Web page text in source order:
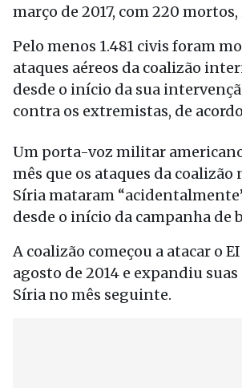
março de 2017, com 220
Pelo menos 1.481 civis foram
ataques aéreos da coalizão
desde o início da sua
contra os extremistas, de
Um porta-voz militar
mês que os ataques da coalizão
Síria mataram
desde o início da campanha de
A coalizão começou a atacar o
agosto de 2014 e expandiu
Síria no mês seguinte.